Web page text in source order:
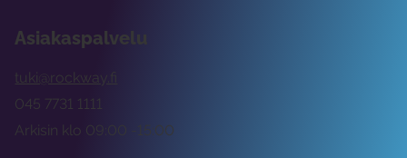
Asiakaspalvelu
tuki@rockway.fi
Arkisin klo 09:00 -15:00
045 7731 1111